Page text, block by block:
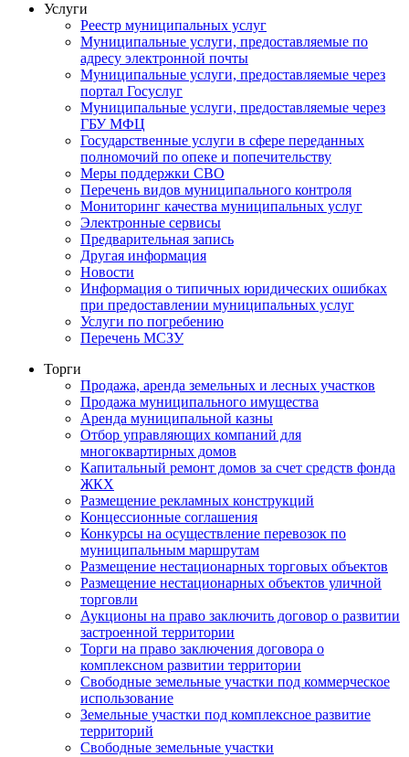
Услуги
Реестр муниципальных услуг
Муниципальные услуги, предоставляемые по
адресу электронной почты
Муниципальные услуги, предоставляемые через
портал Госуслуг
Муниципальные услуги, предоставляемые через
ГБУ МФЦ
Государственные услуги в сфере переданных
полномочий по опеке и попечительству
Меры поддержки СВО
Перечень видов муниципального контроля
Мониторинг качества муниципальных услуг
Электронные сервисы
Предварительная запись
Другая информация
Новости
Информация о типичных юридических ошибках
при предоставлении муниципальных услуг
Услуги по погребению
Перечень МСЗУ
Торги
Продажа, аренда земельных и лесных участков
Продажа муниципального имущества
Аренда муниципальной казны
Отбор управляющих компаний для
многоквартирных домов
Капитальный ремонт домов за счет средств фонда
ЖКХ
Размещение рекламных конструкций
Концессионные соглашения
Конкурсы на осуществление перевозок по
муниципальным маршрутам
Размещение нестационарных торговых объектов
Размещение нестационарных объектов уличной
торговли
Аукционы на право заключить договор о развитии
застроенной территории
Торги на право заключения договора о
комплексном развитии территории
Свободные земельные участки под коммерческое
использование
Земельные участки под комплексное развитие
территорий
Свободные земельные участки